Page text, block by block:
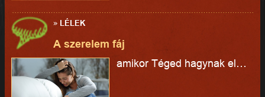
» LÉLEK
A szerelem fáj
amikor Téged hagynak el…